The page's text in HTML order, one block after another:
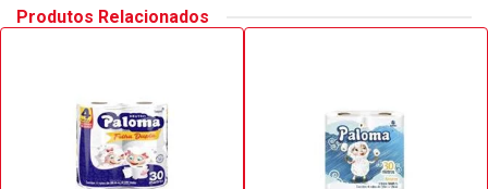
Produtos Relacionados